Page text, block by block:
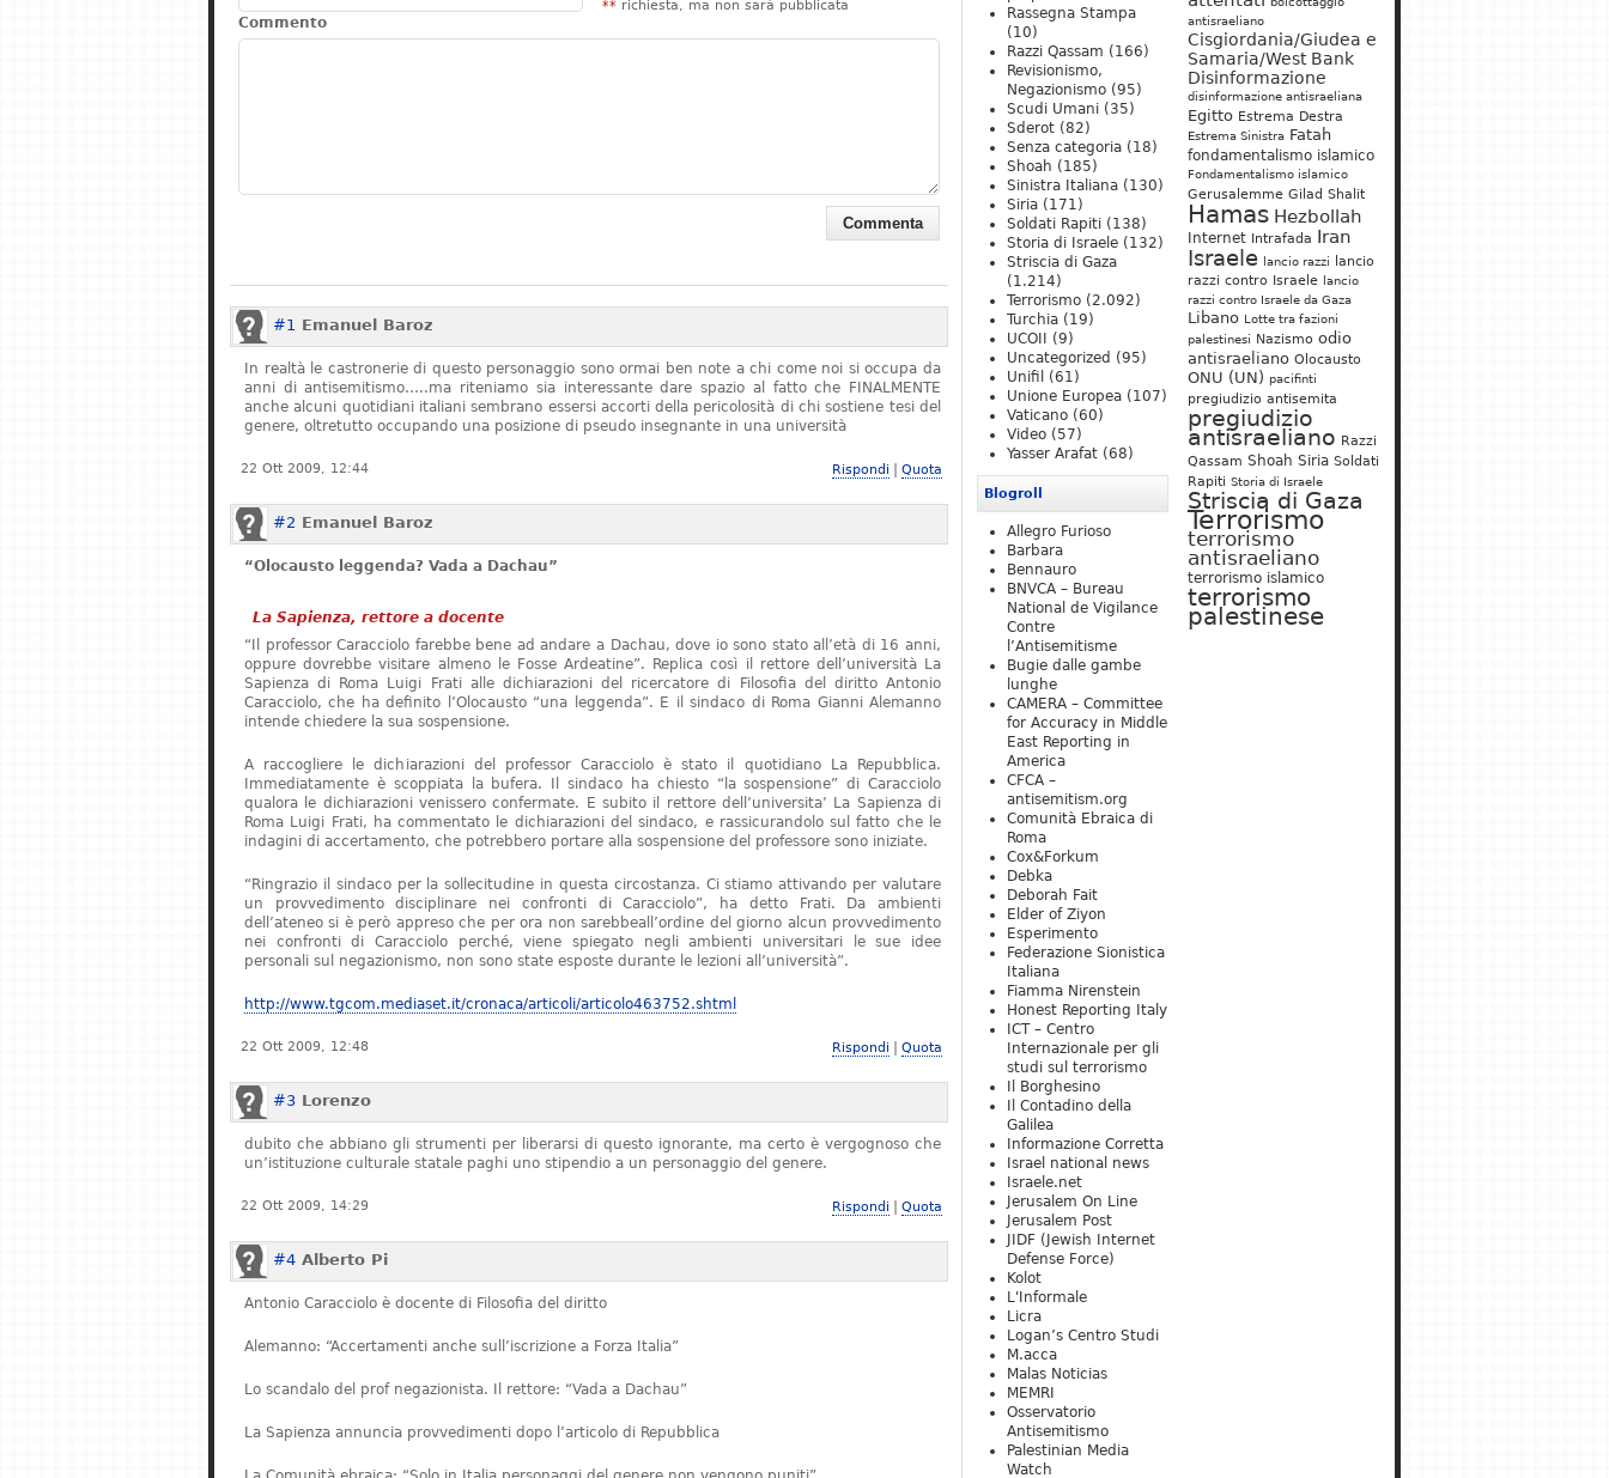
** richiesta, ma non sarà pubblicata
Commento
#1 Emanuel Baroz
In realtà le castronerie di questo personaggio sono ormai ben note a chi come noi si occupa da
anni di antisemitismo…..ma riteniamo sia interessante dare spazio al fatto che FINALMENTE
anche alcuni quotidiani italiani sembrano essersi accorti della pericolosità di chi sostiene tesi del
genere, oltretutto occupando una posizione di pseudo insegnante in una università
22 Ott 2009, 12:44 Rispondi Quota
#2 Emanuel Baroz
“Olocausto leggenda? Vada a Dachau”
La Sapienza, rettore a docente
“Il professor Caracciolo farebbe bene ad andare a Dachau, dove io sono stato all’età di 16 anni,
oppure dovrebbe visitare almeno le Fosse Ardeatine”. Replica così il rettore dell’università La
Sapienza di Roma Luigi Frati alle dichiarazioni del ricercatore di Filosofia del diritto Antonio
Caracciolo, che ha definito l’Olocausto “una leggenda”. E il sindaco di Roma Gianni Alemanno
intende chiedere la sua sospensione.
A raccogliere le dichiarazioni del professor Caracciolo è stato il quotidiano La Repubblica.
Immediatamente è scoppiata la bufera. Il sindaco ha chiesto “la sospensione” di Caracciolo
qualora le dichiarazioni venissero confermate. E subito il rettore dell’universita’ La Sapienza di
Roma Luigi Frati, ha commentato le dichiarazioni del sindaco, e rassicurandolo sul fatto che le
indagini di accertamento, che potrebbero portare alla sospensione del professore sono iniziate.
“Ringrazio il sindaco per la sollecitudine in questa circostanza. Ci stiamo attivando per valutare
un provvedimento disciplinare nei confronti di Caracciolo”, ha detto Frati. Da ambienti
dell’ateneo si è però appreso che per ora non sarebbeall’ordine del giorno alcun provvedimento
nei confronti di Caracciolo perché, viene spiegato negli ambienti universitari le sue idee
personali sul negazionismo, non sono state esposte durante le lezioni all’università”.
http://www.tgcom.mediaset.it/cronaca/articoli/articolo463752.shtml
22 Ott 2009, 12:48 Rispondi Quota
#3 Lorenzo
dubito che abbiano gli strumenti per liberarsi di questo ignorante, ma certo è vergognoso che
un’istituzione culturale statale paghi uno stipendio a un personaggio del genere.
22 Ott 2009, 14:29 Rispondi Quota
#4 Alberto Pi
Antonio Caracciolo è docente di Filosofia del diritto
Alemanno: “Accertamenti anche sull’iscrizione a Forza Italia”
Lo scandalo del prof negazionista. Il rettore: “Vada a Dachau”
La Sapienza annuncia provvedimenti dopo l’articolo di Repubblica
antisraeliano
Cisgiordania/Giudea e
Samaria/West Bank
Disinformazione
disinformazione antisraeliana
Egitto Estrema Destra
Estrema Sinistra Fatah
fondamentalismo islamico
Fondamentalismo islamico
Gerusalemme Gilad Shalit
Hamas Hezbollah
Internet Intrafada Iran
Israele lancio razzi
lancio
razzi contro Israele lancio
razzi contro Israele da Gaza
Libano Lotte tra fazioni
palestinesi Nazismo odio
antisraeliano Olocausto
ONU (UN) pacifinti
pregiudizio antisemita
pregiudizio
antisraeliano Razzi
Qassam Shoah Siria Soldati
Rapiti Storia di Israele
Striscia di Gaza
Terrorismo
terrorismo
antisraeliano
terrorismo islamico
terrorismo
palestinese
Rassegna Stampa
(10)
Razzi Qassam (166)
Revisionismo,
Negazionismo (95)
Scudi Umani (35)
Sderot (82)
Senza categoria (18)
Shoah (185)
Sinistra Italiana (130)
Siria (171)
Soldati Rapiti (138)
Storia di Israele (132)
Striscia di Gaza
(1.214)
Terrorismo (2.092)
Turchia (19)
UCOII
(9)
Uncategorized (95)
Unifil
(61)
Unione Europea (107)
Vaticano (60)
Video (57)
Yasser Arafat (68)
Blogroll
Allegro Furioso
Barbara
Bennauro
BNVCA – Bureau
National de Vigilance
Contre
l’Antisemitisme
Bugie dalle gambe
lunghe
CAMERA – Committee
for Accuracy in Middle
East Reporting in
America
CFCA –
antisemitism.org
Comunità Ebraica di
Roma
Cox&Forkum
Debka
Deborah Fait
Elder of Ziyon
Esperimento
Federazione Sionistica
Italiana
Fiamma Nirenstein
Honest Reporting Italy
ICT – Centro
Internazionale per gli
studi sul terrorismo
Il Borghesino
Il Contadino della
Galilea
Informazione Corretta
Israel national news
Israele.net
Jerusalem On Line
Jerusalem Post
JIDF (Jewish Internet
Defense Force)
Kolot
L'Informale
Licra
Logan’s Centro Studi
M.acca
Malas Noticias
MEMRI
Osservatorio
Antisemitismo
Palestinian Media
Watch